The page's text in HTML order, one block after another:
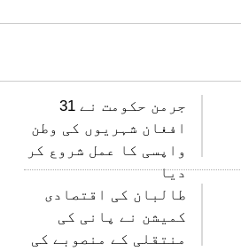
جرمن حکومت نے 31
افغان شہریوں کی وطن
واپسی کا عمل شروع کر
دیا
طالبان کی اقتصادی
کمیشن نے پانی کی
منتقلی کے منصوبے کی